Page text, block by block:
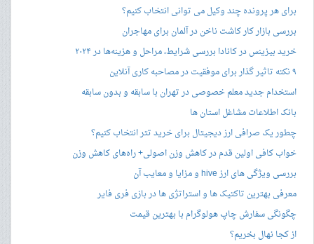
برای هر پرونده چند وکیل می توانی انتخاب کنیم؟
بررسی بازار کار کاشت ناخن در آلمان برای مهاجران
خرید بیزینس در کانادا بررسی شرایط، مراحل و هزینه‌ها در ۲۰۲۴
۹ نکته تاثیر گذار برای موفقیت در مصاحبه کاری آنلاین
استخدام جدید معلم خصوصی در تهران با سابقه و بدون سابقه
بانک اطلاعات مشاغل استان ها
چطور یک صرافی ارز دیجیتال برای خرید تتر انتخاب کنیم؟
خواب کافی اولین قدم در کاهش وزن اصولی+ راه‌های کاهش وزن
بررسی ویژگی های ارز hive و مزایا و معایب آن
معرفی بهترین تاکتیک ها و استراتژی ها در بازی فری فایر
چگونگی سفارش چاپ هولوگرام با بهترین قیمت
از کجا نهال بخریم؟